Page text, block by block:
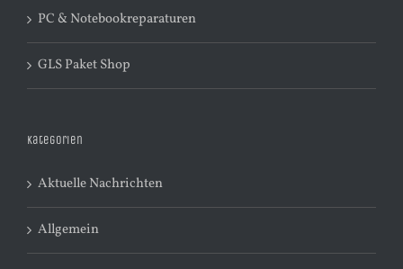
PC & Notebookreparaturen
GLS Paket Shop
Kategorien
Aktuelle Nachrichten
Allgemein